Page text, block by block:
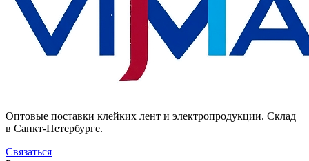
Оптовые поставки клейких лент и электропродукции. Склад
в Санкт-Петербурге.
Связаться